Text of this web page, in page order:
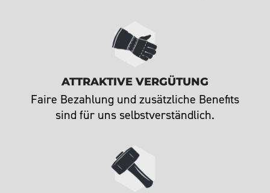
ATTRAKTIVE VERGÜTUNG
Faire Bezahlung und zusätzliche Benefits
sind für uns selbstverständlich.